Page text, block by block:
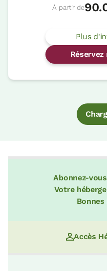
À partir de
Plus
Abonnez-
Votre
Accès